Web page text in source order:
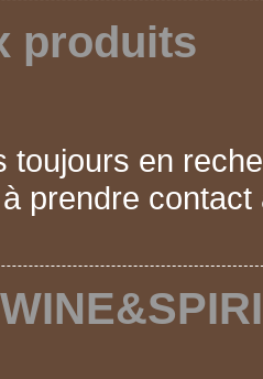
produits
toujours en
prendre